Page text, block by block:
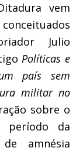
vem
Julio
Políticas e
país sem
militar no
sobre o
período da
amnésia